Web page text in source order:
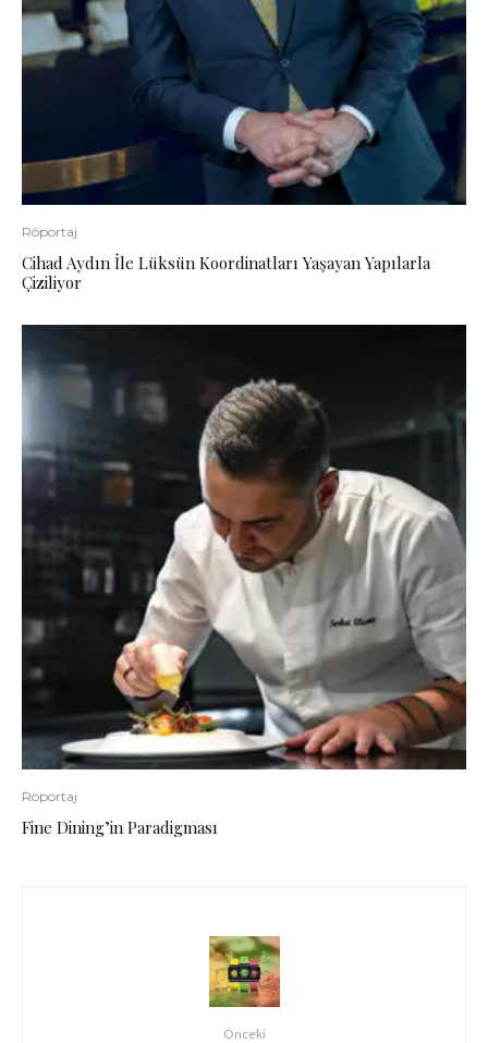
Röportaj
Cihad Aydın İle Lüksün Koordinatları Yaşayan Yapılarla
Çiziliyor
Röportaj
Fine Dining’in Paradigması
Önceki